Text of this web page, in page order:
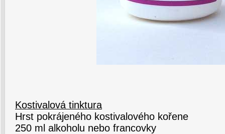
Kostivalová tinktura
Hrst pokrájeného kostivalového kořene
250 ml alkoholu nebo francovky